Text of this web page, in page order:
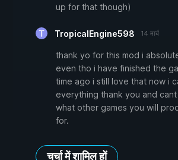
up for that though)
TropicalEngine598 14 मार्च
thank yo for this mod i
even tho i have finished the
time ago i still love that now i
everything thank you and
what other games you will
for.
चर्चा में शामिल हों